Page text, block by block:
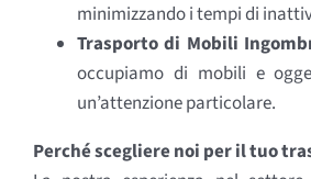
minimizzando i tempi di
Trasporto di Mobili
occupiamo di mobili e
un’attenzione particolare.
Perché scegliere noi per il tuo